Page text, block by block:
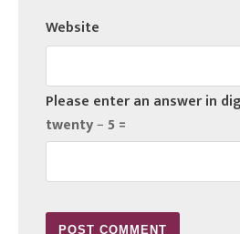
Website
Please enter an answer in
twenty − 5 =